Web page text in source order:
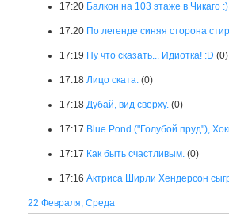
17:20 Балкон на 103 этаже в Чикаго :)
17:20 По легенде синяя сторона
17:19 Ну что сказать... Идиотка! :D (0)
17:18 Лицо ската. (0)
17:18 Дубай, вид сверху. (0)
17:17 Blue Pond ("Голубой пруд"),
17:17 Как быть счастливым. (0)
17:16 Актриса Ширли Хендерсон
22 Февраля, Среда